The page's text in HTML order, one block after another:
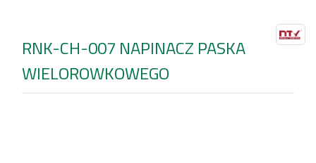
RNK-CH-007 NAPINACZ PASKA
WIELOROWKOWEGO